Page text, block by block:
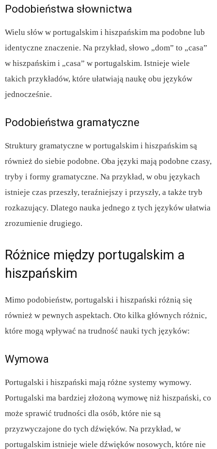
Podobieństwa słownictwa
Wielu słów w portugalskim i hiszpańskim ma podobne lub
identyczne znaczenie. Na przykład, słowo „dom” to „casa”
w hiszpańskim i „casa” w portugalskim. Istnieje wiele
takich przykładów, które ułatwiają naukę obu języków
jednocześnie.
Podobieństwa gramatyczne
Struktury gramatyczne w portugalskim i hiszpańskim są
również do siebie podobne. Oba języki mają podobne czasy,
tryby i formy gramatyczne. Na przykład, w obu językach
istnieje czas przeszły, teraźniejszy i przyszły, a także tryb
rozkazujący. Dlatego nauka jednego z tych języków ułatwia
zrozumienie drugiego.
Różnice między portugalskim a
hiszpańskim
Mimo podobieństw, portugalski i hiszpański różnią się
również w pewnych aspektach. Oto kilka głównych różnic,
które mogą wpływać na trudność nauki tych języków:
Wymowa
Portugalski i hiszpański mają różne systemy wymowy.
Portugalski ma bardziej złożoną wymowę niż hiszpański, co
może sprawić trudności dla osób, które nie są
przyzwyczajone do tych dźwięków. Na przykład, w
portugalskim istnieje wiele dźwięków nosowych, które nie